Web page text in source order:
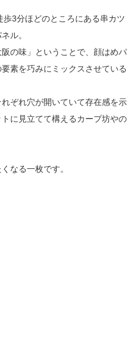
3分ほどのところにある串カツ
ル。
の味」ということで、顔はめパ
素を巧みにミックスさせている
ぞれ穴が開いていて存在感を示
に見立てて構えるカープ坊やの
なる一枚です。